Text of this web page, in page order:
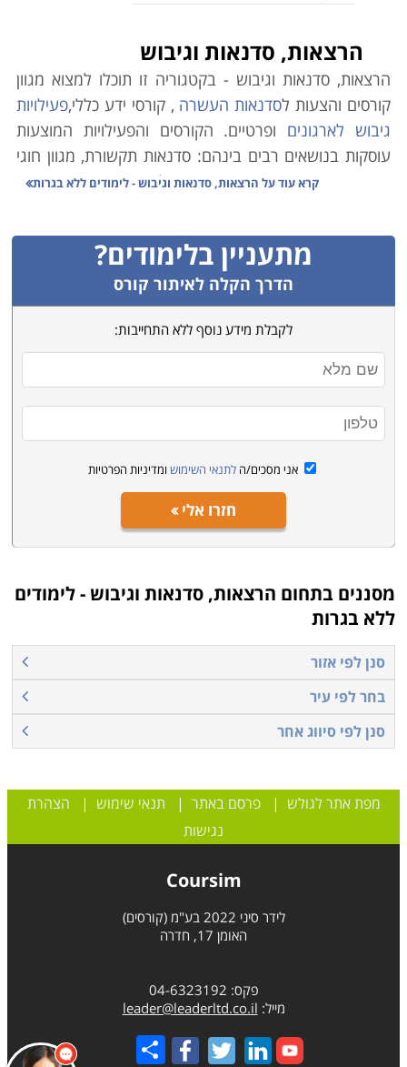
הרצאות, סדנאות וגיבוש
הרצאות, סדנאות וגיבוש - בקטגוריה זו תוכלו למצוא מגוון
קורסים והצעות לסדנאות העשרה , קורסי ידע כללי,פעילויות
גיבוש לארגונים ופרטיים. הקורסים והפעילויות המוצעות
עוסקות בנושאים רבים בינהם: סדנאות תקשורת, מגוון חוגי
בית, יצירה,קורסי העשרה בפסיכולוגיה, קורס העשרה
לארגונים בתחומים שונים ועוד. אתר קורסים מציע לכם מגוון
קורסים ופעילויות להעשרה ולימי כיף, בחרו את הרצוי,
השאירו פרטים ונציג יחזור אליכם.
קרא עוד על הרצאות, סדנאות וגיבוש - לימודים ללא בגרות
מתעניין בלימודים?
הדרך הקלה לאיתור קורס
לקבלת מידע נוסף ללא התחייבות:
אני מסכים/ה לתנאי השימוש ומדיניות הפרטיות
חזרו אלי
מסננים בתחום הרצאות, סדנאות וגיבוש - לימודים
ללא בגרות
סנן לפי אזור
בחר לפי עיר
סנן לפי סיווג אחר
מפת אתר לגולש |פרסם באתר | תנאי שימוש | הצהרת
נגישות
Coursim
לידר סיני 2022 בע"מ (קורסים)
האומן 17, חדרה
פקס: 04-6323192
מייל: leader@leaderltd.co.il
Share